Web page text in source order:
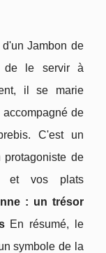
Jambon de
de le servir à
il se marie
de
C'est un
protagoniste de
et vos plats
: un trésor
En résumé, le
symbole de la